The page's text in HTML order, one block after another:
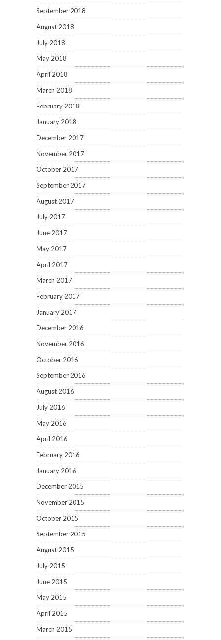
September 2018
August 2018
July 2018
May 2018
April 2018
March 2018
February 2018
January 2018
December 2017
November 2017
October 2017
September 2017
August 2017
July 2017
June 2017
May 2017
April 2017
March 2017
February 2017
January 2017
December 2016
November 2016
October 2016
September 2016
August 2016
July 2016
May 2016
April 2016
February 2016
January 2016
December 2015
November 2015
October 2015
September 2015
August 2015
July 2015
June 2015
May 2015
April 2015
March 2015